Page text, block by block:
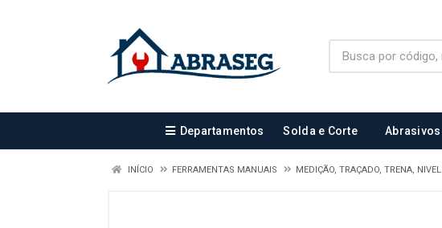
Departamentos Solda e Corte Abrasivos
INÍCIO FERRAMENTAS MANUAIS MEDIÇÃO, TRAÇADO, TRENA, NIVEL